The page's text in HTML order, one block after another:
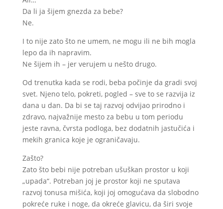
Da li ja šijem gnezda za bebe?
Ne.
I to nije zato što ne umem, ne mogu ili ne bih mogla
lepo da ih napravim.
Ne šijem ih – jer verujem u nešto drugo.
Od trenutka kada se rodi, beba počinje da gradi svoj
svet. Njeno telo, pokreti, pogled – sve to se razvija iz
dana u dan. Da bi se taj razvoj odvijao prirodno i
zdravo, najvažnije mesto za bebu u tom periodu
jeste ravna, čvrsta podloga, bez dodatnih jastučića i
mekih granica koje je ograničavaju.
Zašto?
Zato što bebi nije potreban ušuškan prostor u koji
„upada“. Potreban joj je prostor koji ne sputava
razvoj tonusa mišića, koji joj omogućava da slobodno
pokreće ruke i noge, da okreće glavicu, da širi svoje